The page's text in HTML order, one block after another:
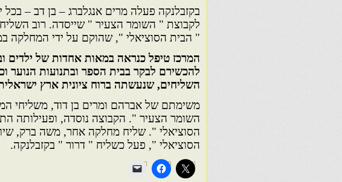
בקזבלנקה פעלה מרים אנגלברג – בן דב –
לקבוצת " השומר הצעיר " שייסדה. רוב
" הבית הסוציאלי ", שהוקם על ידי המחלקה
המרכז טיפל כנראה במאות אחדות של ילדים
להכשירם לבקר בבית הספר ובתנועות הנוער
השליחים, שנעשתה ברוח ציונית ארץ
משימתם של אברהם ומרים בן דוד, משליחי
השומר הצעיר ". הקבוצה נוסדה, ופעילותה
הסוציאלי ". שליח מחלקה אחר, משה ברק,
הסוציאלי ", פעל כשליח " דרור " בקזבלנקה.